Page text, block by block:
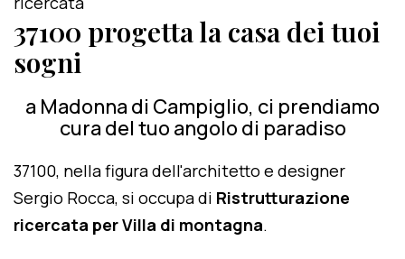
37100 progetta la casa dei tuoi
sogni
a Madonna di Campiglio, ci prendiamo
cura del tuo angolo di paradiso
37100, nella figura dell'architetto e designer
Sergio Rocca, si occupa di Ristrutturazione
ricercata per Villa di montagna.